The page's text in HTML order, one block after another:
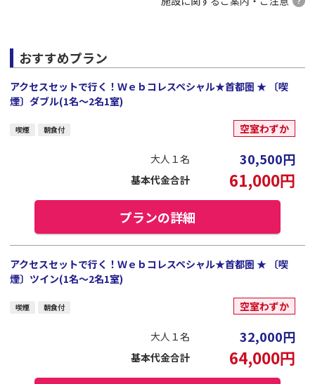
おすすめプラン
アクセスセットで行く！Ｗｅｂコレスペシャル★首都圏 ★ 〔喫
煙〕ダブル(1名～2名1室)
喫煙 朝食付 空室わずか
大人１名 30,500円
基本代金合計 61,000円
プランの詳細
アクセスセットで行く！Ｗｅｂコレスペシャル★首都圏 ★ 〔喫
煙〕ツイン(1名～2名1室)
喫煙 朝食付 空室わずか
大人１名 32,000円
基本代金合計 64,000円